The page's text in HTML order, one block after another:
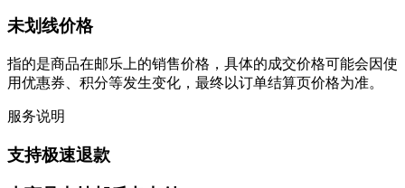
未划线价格
指的是商品在邮乐上的销售价格，具体的成交价格可能会因使
用优惠券、积分等发生变化，最终以订单结算页价格为准。
服务说明
支持极速退款